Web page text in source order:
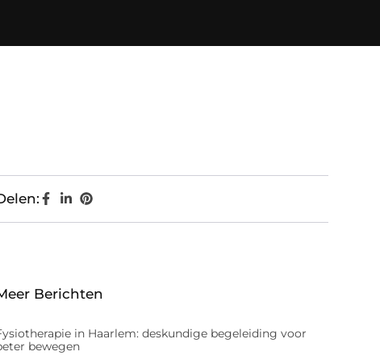
Berichten
in Haarlem: deskundige begeleiding voor
bewegen